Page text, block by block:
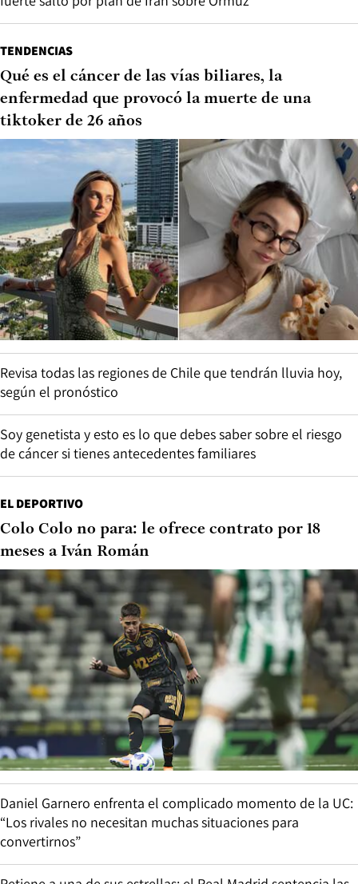
TENDENCIAS
Qué es el cáncer de las vías biliares, la
enfermedad que provocó la muerte de una
tiktoker de 26 años
Revisa todas las regiones de Chile que tendrán lluvia hoy,
según el pronóstico
Soy genetista y esto es lo que debes saber sobre el riesgo
de cáncer si tienes antecedentes familiares
EL DEPORTIVO
Colo Colo no para: le ofrece contrato por 18
meses a Iván Román
Daniel Garnero enfrenta el complicado momento de la UC:
“Los rivales no necesitan muchas situaciones para
convertirnos”